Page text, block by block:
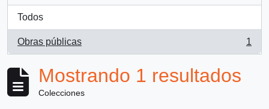
Todos
Obras públicas
, 1 resultados
1
Mostrando 1 resultados
Colecciones